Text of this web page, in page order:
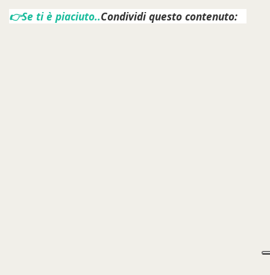
👉Se ti è piaciuto..Condividi questo contenuto: